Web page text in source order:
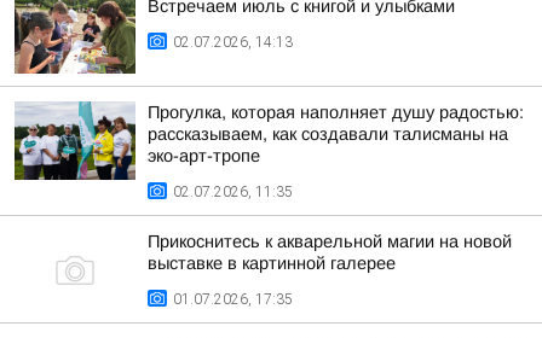
Встречаем июль с книгой и улыбками
02.07.2026, 14:13
Прогулка, которая наполняет душу радостью:
рассказываем, как создавали талисманы на
эко-арт-тропе
02.07.2026, 11:35
Прикоснитесь к акварельной магии на новой
выставке в картинной галерее
01.07.2026, 17:35